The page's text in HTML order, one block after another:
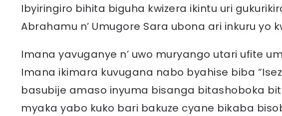
Ibyiringiro bihita biguha kwizera ikintu uri
Abrahamu n’ Umugore Sara ubona ari inkuru yo
Imana yavuganye n’ uwo muryango utari ufite
Imana ikimara kuvugana nabo byahise biba
basubije amaso inyuma bisanga bitashoboka
myaka yabo kuko bari bakuze cyane bikaba